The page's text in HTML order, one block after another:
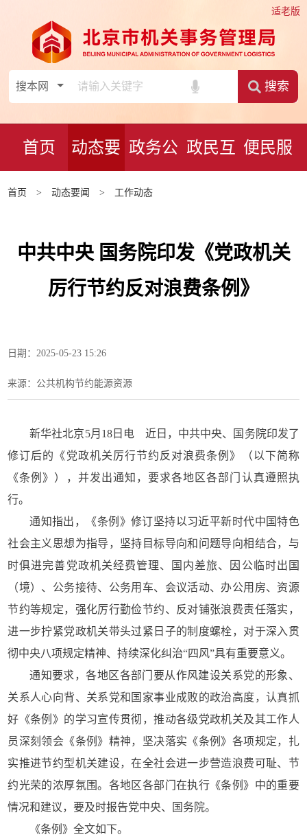
适老版
搜索
首页 动态要
闻
政务公
开
政民互 便民服
首页 >动态要闻 > 工作动态
中共中央 国务院印发《党政机关
厉行节约反对浪费条例》
日期：2025-05-23 15:26
来源：公共机构节约能源资源
新华社北京5月18日电 近日，中共中央、国务院印发了
修订后的《党政机关厉行节约反对浪费条例》（以下简称
《条例》），并发出通知，要求各地区各部门认真遵照执
行。
通知指出，《条例》修订坚持以习近平新时代中国特色
社会主义思想为指导，坚持目标导向和问题导向相结合，与
时俱进完善党政机关经费管理、国内差旅、因公临时出国
（境）、公务接待、公务用车、会议活动、办公用房、资源
节约等规定，强化厉行勤俭节约、反对铺张浪费责任落实，
进一步拧紧党政机关带头过紧日子的制度螺栓，对于深入贯
彻中央八项规定精神、持续深化纠治“四风”具有重要意义。
通知要求，各地区各部门要从作风建设关系党的形象、
关系人心向背、关系党和国家事业成败的政治高度，认真抓
好《条例》的学习宣传贯彻，推动各级党政机关及其工作人
员深刻领会《条例》精神，坚决落实《条例》各项规定，扎
实推进节约型机关建设，在全社会进一步营造浪费可耻、节
约光荣的浓厚氛围。各地区各部门在执行《条例》中的重要
情况和建议，要及时报告党中央、国务院。
《条例》全文如下。